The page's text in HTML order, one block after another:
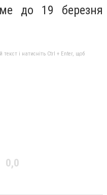
до 19 березня
і натисніть Ctrl + Enter, щоб
0,0